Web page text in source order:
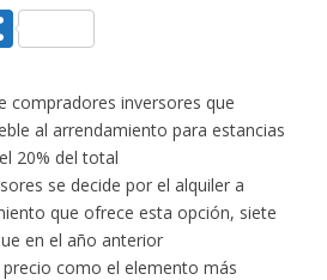
Compartir
compradores inversores que
al arrendamiento para estancias
20% del total
se decide por el alquiler a
que ofrece esta opción, siete
en el año anterior
precio como el elemento más